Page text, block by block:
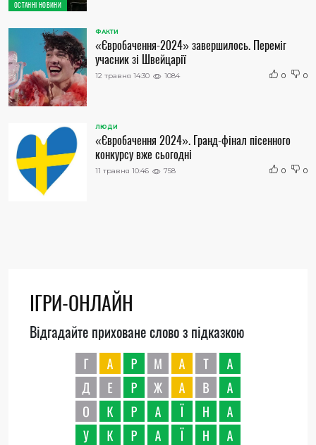
ОСТАННІ НОВИНИ
ФАКТИ
«Євробачення-2024» завершилось. Переміг
учасник зі Швейцарії
12 травня 14:30 1084 0 0
ЛЮДИ
«Євробачення 2024». Гранд-фінал пісенного
конкурсу вже сьогодні
11 травня 10:46 758 0 0
ІГРИ-ОНЛАЙН
Відгадайте приховане слово з підказкою